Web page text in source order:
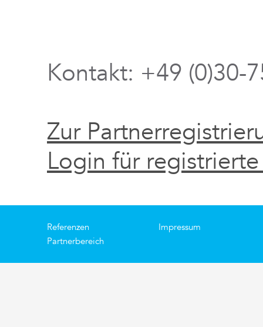
Kontakt: +49 (0)30-
Zur
Login für
Referenzen
Partnerbereich
Impressum